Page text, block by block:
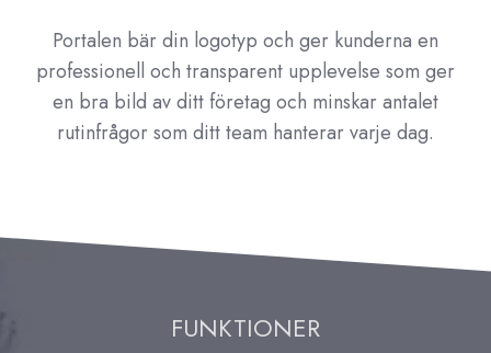
Portalen bär din logotyp och ger kunderna en
professionell och transparent upplevelse som ger
en bra bild av ditt företag och minskar antalet
rutinfrågor som ditt team hanterar varje dag.
FUNKTIONER